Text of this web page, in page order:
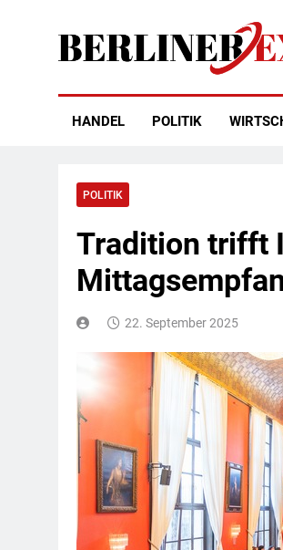
Berliner
HANDEL POLITIK
POLITIK
Tradition trifft
22. September 2025